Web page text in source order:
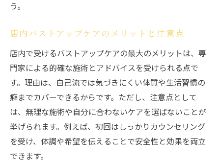
う。
店内バストアップケアのメリットと注意点
店内で受けるバストアップケアの最大のメリットは、専
門家による的確な施術とアドバイスを受けられる点で
す。理由は、自己流では気づきにくい体質や生活習慣の
癖までカバーできるからです。ただし、注意点として
は、無理な施術や自分に合わないケアを選ばないことが
挙げられます。例えば、初回はしっかりカウンセリング
を受け、体調や希望を伝えることで安全性と効果を両立
できます。